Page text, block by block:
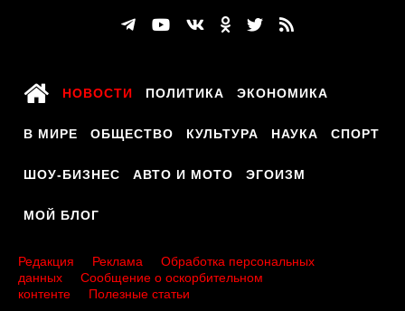
НОВОСТИ ПОЛИТИКА ЭКОНОМИКА
В МИРЕ ОБЩЕСТВО КУЛЬТУРА НАУКА СПОРТ
ШОУ-БИЗНЕС АВТО И МОТО ЭГОИЗМ
МОЙ БЛОГ
Редакция Реклама
Обработка персональных
данных
Сообщение о оскорбительном
контенте
Полезные статьи